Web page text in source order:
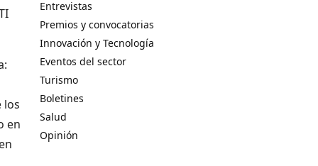
los
en
Entrevistas
Premios y convocatorias
Innovación y Tecnología
Eventos del sector
Turismo
Boletines
Salud
Opinión